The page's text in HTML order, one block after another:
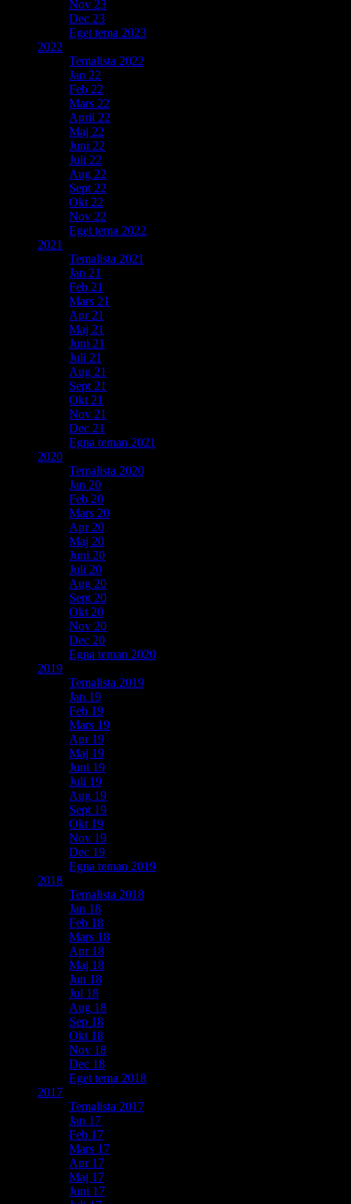
Nov 23
Dec 23
Eget tema 2023
2022
Temalista 2022
Jan 22
Feb 22
Mars 22
April 22
Maj 22
Juni 22
Juli 22
Aug 22
Sept 22
Okt 22
Nov 22
Eget tema 2022
2021
Temalista 2021
Jan 21
Feb 21
Mars 21
Apr 21
Maj 21
Juni 21
Juli 21
Aug 21
Sept 21
Okt 21
Nov 21
Dec 21
Egna teman 2021
2020
Temalista 2020
Jan 20
Feb 20
Mars 20
Apr 20
Maj 20
Juni 20
Juli 20
Aug 20
Sept 20
Okt 20
Nov 20
Dec 20
Egna teman 2020
2019
Temalista 2019
Jan 19
Feb 19
Mars 19
Apr 19
Maj 19
Juni 19
Juli 19
Aug 19
Sept 19
Okt 19
Nov 19
Dec 19
Egna teman 2019
2018
Temalista 2018
Jan 18
Feb 18
Mars 18
Apr 18
Maj 18
Jun 18
Jul 18
Aug 18
Sep 18
Okt 18
Nov 18
Dec 18
Eget tema 2018
2017
Temalista 2017
Jan 17
Feb 17
Mars 17
Apr 17
Maj 17
Juni 17